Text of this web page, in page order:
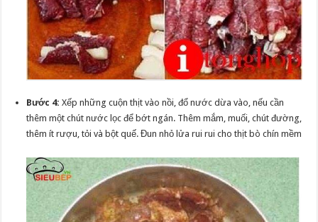
Bước 4: Xếp những cuộn thịt vào nồi, đổ nước dừa vào, nếu cần
thêm một chút nước lọc để bớt ngán. Thêm mắm, muối, chút đường,
thêm ít rượu, tỏi và bột quế. Đun nhỏ lửa rui rui cho thịt bò chín mềm